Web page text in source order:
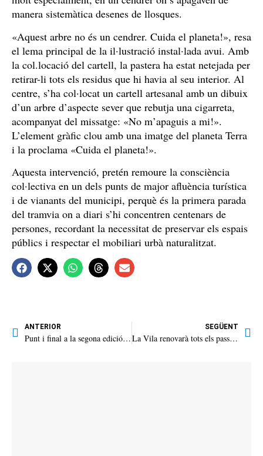
manera sistemàtica desenes de llosques.
«Aquest arbre no és un cendrer. Cuida el planeta!», resa
el lema principal de la il·lustració instal·lada avui. Amb
la col.locació del cartell, la pastera ha estat netejada per
retirar-li tots els residus que hi havia al seu interior. Al
centre, s’ha col·locat un cartell artesanal amb un dibuix
d’un arbre d’aspecte sever que rebutja una cigarreta,
acompanyat del missatge: «No m’apaguis a mi!».
L’element gràfic clou amb una imatge del planeta Terra
i la proclama «Cuida el planeta!».
Aquesta intervenció, pretén remoure la consciència
col·lectiva en un dels punts de major afluència turística
i de vianants del municipi, perquè és la primera parada
del tramvia on a diari s’hi concentren centenars de
persones, recordant la necessitat de preservar els espais
públics i respectar el mobiliari urbà naturalitzat.
ANTERIOR
Punt i final a la segona edició del projecte escolar 123Sóller
SEGÜENT
La Vila renovarà tots els passos de vianants esborrats